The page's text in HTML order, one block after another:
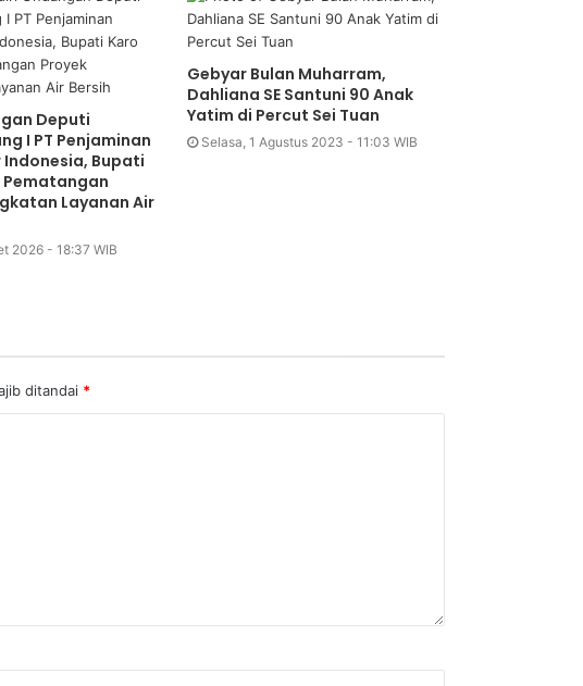
Deputi
I PT Penjaminan
Bupati
Layanan Air
2026 - 18:37 WIB
Gebyar Bulan Muharram,
Dahliana SE Santuni 90 Anak
Yatim di Percut Sei Tuan
Selasa, 1 Agustus 2023 - 11:03 WIB
ditandai *